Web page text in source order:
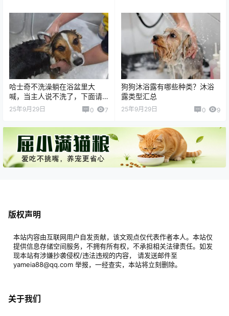
哈士奇不洗澡躺在浴盆里大
喊，当主人说不洗了，下面请
憋着别笑
25年9月29日 0 7
狗狗沐浴露有哪些种类？沐浴
露类型汇总
25年9月29日 0 9
版权声明
本站内容由互联网用户自发贡献，该文观点仅代表作者本人。本站仅
提供信息存储空间服务，不拥有所有权，不承担相关法律责任。如发
现本站有涉嫌抄袭侵权/违法违规的内容， 请发送邮件至
yameia88@qq.com 举报，一经查实，本站将立刻删除。
关于我们